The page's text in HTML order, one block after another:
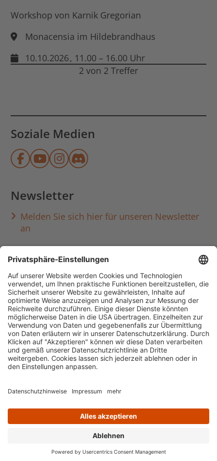
Workshop von Karnik Gregorian
Monacensia im Hildebrandhaus
10.10.2026, 11.00 – 16.00 Uhr
2 von 2 Treffer
Soziale Medien
Münchner Stadtbibliothek auf
Münchner Stadtbibliothek auf
Münchner Stadtbibliothek
Münchner
Newsletter
Melden Sie sich hier für unseren Newsletter
an
Häufig aufgerufen
Standorte & Öffnungszeiten
anmelden & ausleihen
Ausbildung & Karriere
Impressum Datenschutz Barrierefreiheit
literaturportal-bayern.de